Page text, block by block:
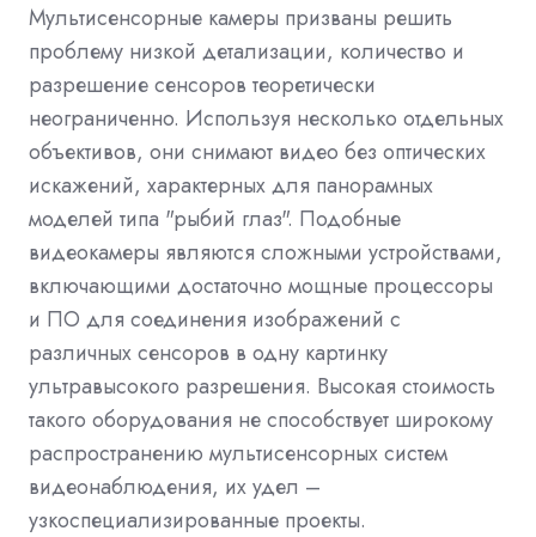
Мультисенсорные камеры призваны решить
проблему низкой детализации, количество и
разрешение сенсоров теоретически
неограниченно. Используя несколько отдельных
объективов, они снимают видео без оптических
искажений, характерных для панорамных
моделей типа "рыбий глаз". Подобные
видеокамеры являются сложными устройствами,
включающими достаточно мощные процессоры
и ПО для соединения изображений с
различных сенсоров в одну картинку
ультравысокого разрешения. Высокая стоимость
такого оборудования не способствует широкому
распространению мультисенсорных систем
видеонаблюдения, их удел –
узкоспециализированные проекты.